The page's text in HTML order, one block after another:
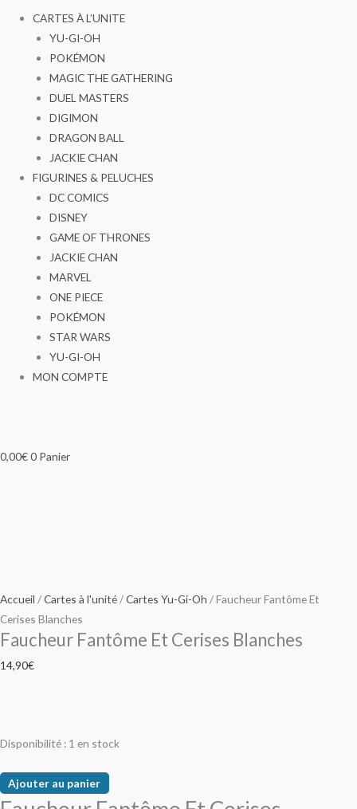
CARTES À L’UNITE
YU-GI-OH
POKÉMON
MAGIC THE GATHERING
DUEL MASTERS
DIGIMON
DRAGON BALL
JACKIE CHAN
FIGURINES & PELUCHES
DC COMICS
DISNEY
GAME OF THRONES
JACKIE CHAN
MARVEL
ONE PIECE
POKÉMON
STAR WARS
YU-GI-OH
MON COMPTE
0,00€0 Panier
Accueil /Cartes à l'unité/Cartes Yu-Gi-Oh / Faucheur Fantôme Et
Cerises Blanches
Faucheur Fantôme Et Cerises Blanches
14,90€
Disponibilité : 1 en stock
Ajouter au panier